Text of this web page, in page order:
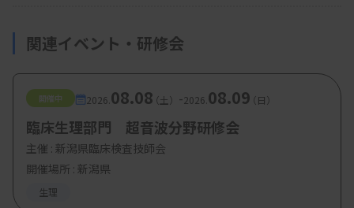
関連イベント・研修会
開催中 2026. 08.08（土） -2026. 08.09（日）
臨床生理部門 超音波分野研修会
主催 : 新潟県臨床検査技師会
開催場所 : 新潟県
生理